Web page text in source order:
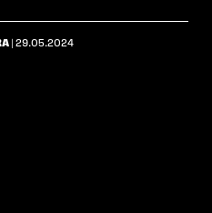
| 29.05.2024